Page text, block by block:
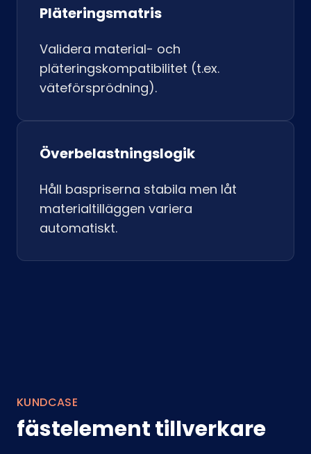
Pläteringsmatris
Validera material- och
pläteringskompatibilitet (t.ex.
väteförsprödning).
Överbelastningslogik
Håll baspriserna stabila men låt
materialtilläggen variera
automatiskt.
KUNDCASE
fästelement tillverkare